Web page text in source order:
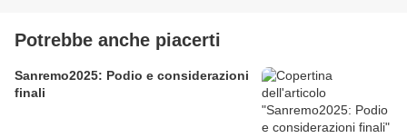
Potrebbe anche piacerti
Sanremo2025: Podio e considerazioni
finali